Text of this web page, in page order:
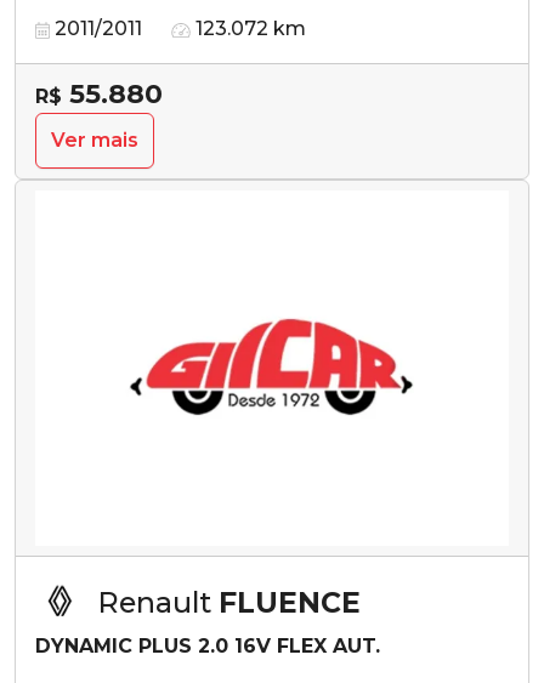
2011/2011 123.072 km
R$ 55.880
Ver mais
Renault FLUENCE
DYNAMIC PLUS 2.0 16V FLEX AUT.